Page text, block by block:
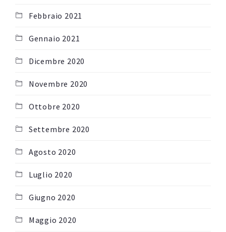
Febbraio 2021
Gennaio 2021
Dicembre 2020
Novembre 2020
Ottobre 2020
Settembre 2020
Agosto 2020
Luglio 2020
Giugno 2020
Maggio 2020